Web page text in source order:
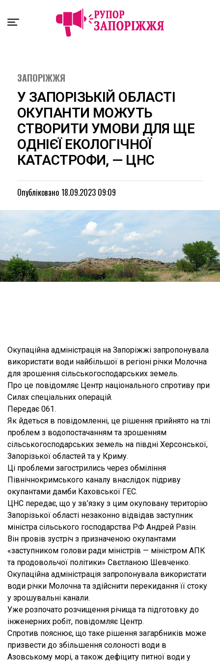
ЗАПОРІЖЖЯ
У ЗАПОРІЗЬКІЙ ОБЛАСТІ
ОКУПАНТИ МОЖУТЬ
СТВОРИТИ УМОВИ ДЛЯ ЩЕ
ОДНІЄЇ ЕКОЛОГІЧНОЇ
КАТАСТРОФИ, — ЦНС
Опубліковано 18.09.2023 09:09
Окупаційна адміністрація на Запоріжжі запропонувала
використати води найбільшої в регіоні річки Молочна
для зрошення сільськогосподарських земель.
Про це повідомляє Центр національного спротиву при
Силах спеціальних операцій.
Передає 061.
Як йдеться в повідомленні, це рішення прийнято на тлі
проблем з водопостачанням та зрошенням
сільськогосподарських земель на півдні Херсонської,
Запорізької областей та у Криму.
Ці проблеми загострились через обміління
Північнокримського каналу внаслідок підриву
окупантами дамби Каховської ГЕС.
ЦНС передає, що у зв’язку з цим окуповану територію
Запорізької області незаконно відвідав заступник
міністра сільського господарства РФ Андрей Разін.
Він провів зустріч з призначеною окупантами
«заступником голови ради міністрів — міністром АПК
та продовольчої політики» Свєтланою Шевченко.
Окупаційна адміністрація запропонувала використати
води річки Молочна та здійснити перекидання її стоку
у зрошувальні канали.
Уже розпочато розчищення річища та підготовку до
інженерних робіт, повідомляє Центр.
Спротив пояснює, що таке рішення загарбників може
призвести до збільшення солоності води в
Азовському морі, а також дефіциту питної води у
Exit mobile version